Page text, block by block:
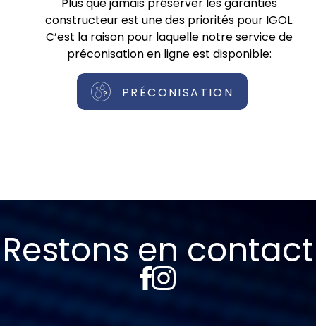
Plus que jamais préserver les garanties
constructeur est une des priorités pour IGOL.
C’est la raison pour laquelle notre service de
préconisation en ligne est disponible:
PRÉCONISATION
Restons en contact